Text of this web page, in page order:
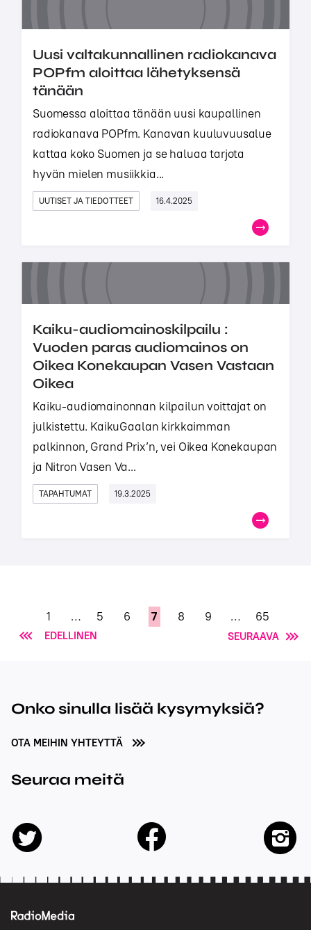
Uusi valtakunnallinen radiokanava
POPfm aloittaa lähetyksensä
tänään
Suomessa aloittaa tänään uusi kaupallinen
radiokanava POPfm. Kanavan kuuluvuusalue
kattaa koko Suomen ja se haluaa tarjota
hyvän mielen musiikkia...
UUTISET JA TIEDOTTEET 16.4.2025
Kaiku-audiomainoskilpailu :
Vuoden paras audiomainos on
Oikea Konekaupan Vasen Vastaan
Oikea
Kaiku-audiomainonnan kilpailun voittajat on
julkistettu. KaikuGaalan kirkkaimman
palkinnon, Grand Prix’n, vei Oikea Konekaupan
ja Nitron Vasen Va...
TAPAHTUMAT 19.3.2025
EDELLINEN
1 … 5 6 7 8 9 … 65
SEURAAVA
Onko sinulla lisää kysymyksiä?
OTA MEIHIN YHTEYTTÄ
Seuraa meitä
twitter facebook